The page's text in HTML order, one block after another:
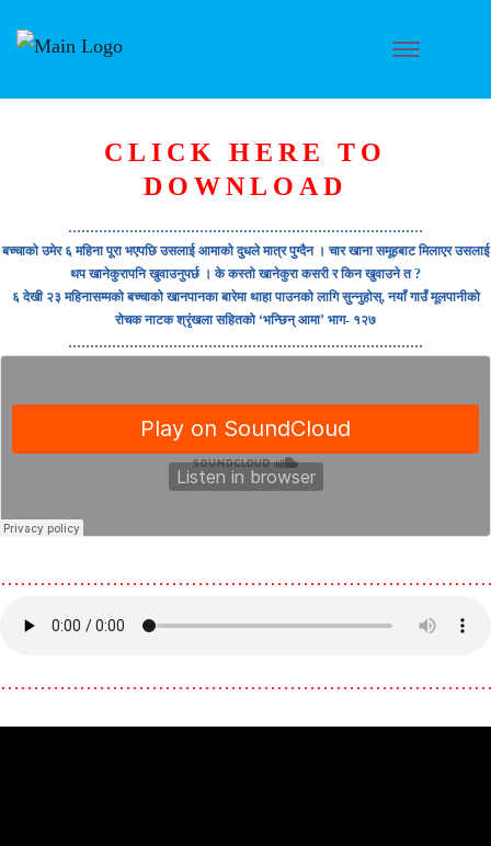
CLICK HERE TO
DOWNLOAD
………………………………………………………………………
बच्चाको उमेर ६ महिना पूरा भएपछि उसलाई आमाको दुधले मात्र पुग्दैन । चार खाना समूहबाट मिलाएर उसलाई
थप खानेकुरापनि खुवाउनुपर्छ । के कस्तो खानेकुरा कसरी र किन खुवाउने त ?
६ देखी २३ महिनासम्मको बच्चाको खानपानका बारेमा थाहा पाउनको लागि सुन्नुहोस्, नयाँ गाउँ मूलपानीको
रोचक नाटक श्रृंखला सहितको ‘भन्छिन् आमा’ भाग- १२७
………………………………………………………………………